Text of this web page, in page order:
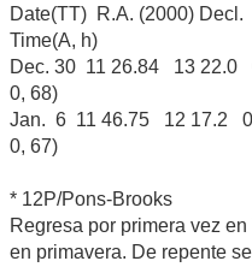
Date(TT) R.A. (2000)
Time(A, h)
Dec. 30 11 26.84 13
0, 68)
Jan. 6 11 46.75 12 17.2
0, 67)
* 12P/Pons-Brooks
Regresa por primera vez
en primavera. De repente